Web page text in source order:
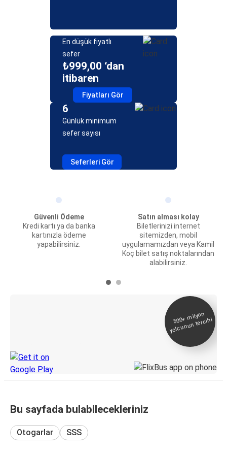
En düşük fiyatlı
sefer
₺999,00 ‘dan
itibaren
Fiyatları Gör
6
Günlük minimum
sefer sayısı
Seferleri Gör
Güvenli Ödeme
Kredi kartı ya da banka
kartınızla ödeme
yapabilirsiniz.
Satın alması kolay
Biletlerinizi internet
sitemizden, mobil
uygulamamızdan veya Kamil
Koç bilet satış noktalarından
alabilirsiniz.
500+
milyon
yolcunun tercihi
Bu sayfada bulabilecekleriniz
Otogarlar SSS